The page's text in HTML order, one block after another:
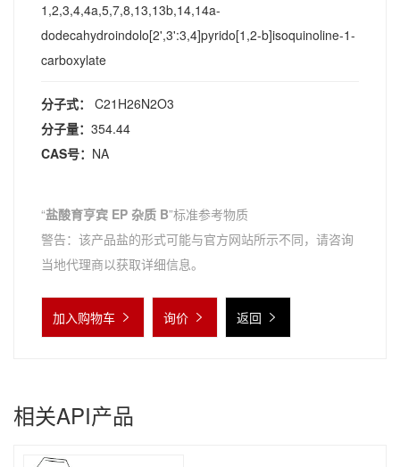
1,2,3,4,4a,5,7,8,13,13b,14,14a-
dodecahydroindolo[2',3':3,4]pyrido[1,2-b]isoquinoline-1-
carboxylate
分子式：
C21H26N2O3
分子量： 354.44
CAS号： NA
“盐酸育亨宾 EP 杂质 B”标准参考物质
警告：该产品盐的形式可能与官方网站所示不同，请咨询
当地代理商以获取详细信息。
加入购物车 询价 返回
相关API产品